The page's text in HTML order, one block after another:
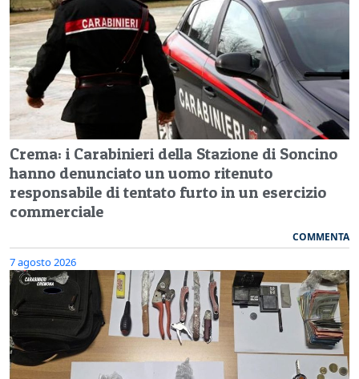
Crema: i Carabinieri della Stazione di Soncino
hanno denunciato un uomo ritenuto
responsabile di tentato furto in un esercizio
commerciale
COMMENTA
7 agosto 2026